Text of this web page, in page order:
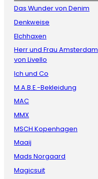
Das Wunder von Denim
Denkweise
Elchhaxen
Herr und Frau Amsterdam
von Livello
Ich und Co
M.A.B.E.-Bekleidung
MAC
MMX
MSCH Kopenhagen
Maaij
Mads Norgaard
Magicsuit